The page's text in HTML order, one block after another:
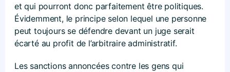
et qui pourront donc parfaitement être politiques.
Évidemment, le principe selon lequel une personne
peut toujours se défendre devant un juge serait
écarté au profit de l’arbitraire administratif.
Les sanctions annoncées contre les gens qui